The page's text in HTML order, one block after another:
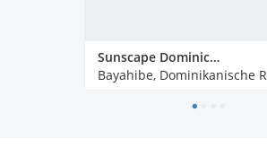
Sunscape Dominicus La Romana